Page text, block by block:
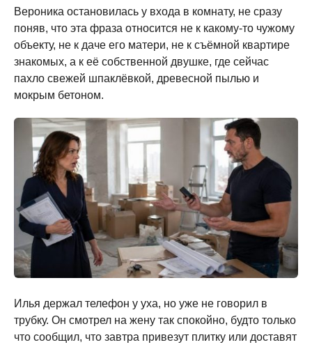
Вероника остановилась у входа в комнату, не сразу
поняв, что эта фраза относится не к какому-то чужому
объекту, не к даче его матери, не к съёмной квартире
знакомых, а к её собственной двушке, где сейчас
пахло свежей шпаклёвкой, древесной пылью и
мокрым бетоном.
Илья держал телефон у уха, но уже не говорил в
трубку. Он смотрел на жену так спокойно, будто только
что сообщил, что завтра привезут плитку или доставят